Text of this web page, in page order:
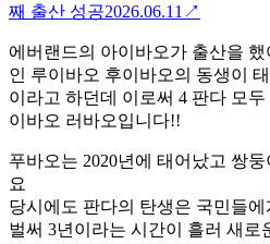
째 출산 성공2026.06.11 ↗
에버랜드의 아이바오가 출산을
인 루이바오 후이바오의 동생이
이라고 하던데 이로써 4 판다 모
이바오 러바오입니다!!
푸바오는 2020년에 태어났고 쌍
요
당시에도 판다의 탄생은 국민들
벌써 3년이라는 시간이 흘러 새로